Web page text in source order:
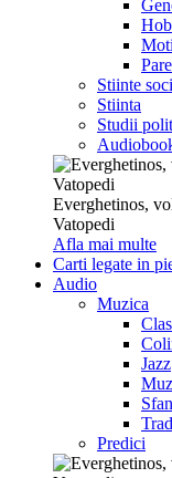
Stiinte
Stiinta
Studii
Everghetinos,
Vatopedi
Afla mai multe
Carti legate in
Audio
Muzica
Jazz
Predici